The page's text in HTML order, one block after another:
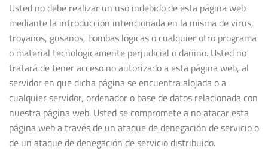
Usted no debe realizar un uso indebido de esta página web
mediante la introducción intencionada en la misma de virus,
troyanos, gusanos, bombas lógicas o cualquier otro programa
o material tecnológicamente perjudicial o dañino. Usted no
tratará de tener acceso no autorizado a esta página web, al
servidor en que dicha página se encuentra alojada o a
cualquier servidor, ordenador o base de datos relacionada con
nuestra página web. Usted se compromete a no atacar esta
página web a través de un ataque de denegación de servicio o
de un ataque de denegación de servicio distribuido.